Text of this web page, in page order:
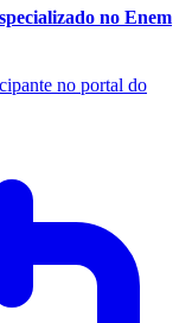
no Enem
no portal do